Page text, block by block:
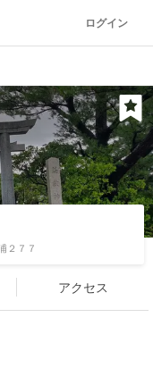
ログイン
２７７
アクセス